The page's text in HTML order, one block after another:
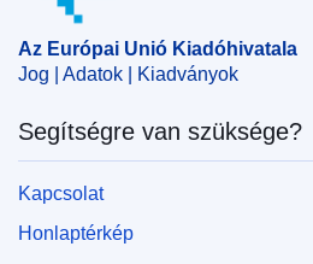
Az Európai Unió Kiadóhivatala
Jog | Adatok | Kiadványok
Segítségre van szüksége?
Kapcsolat
Honlaptérkép